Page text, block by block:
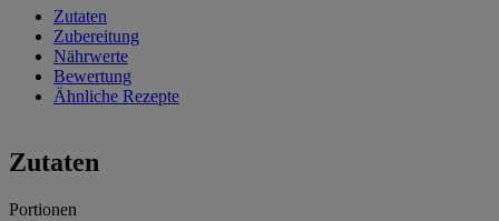
Zutaten
Zubereitung
Nährwerte
Bewertung
Ähnliche Rezepte
Zutaten
Portionen